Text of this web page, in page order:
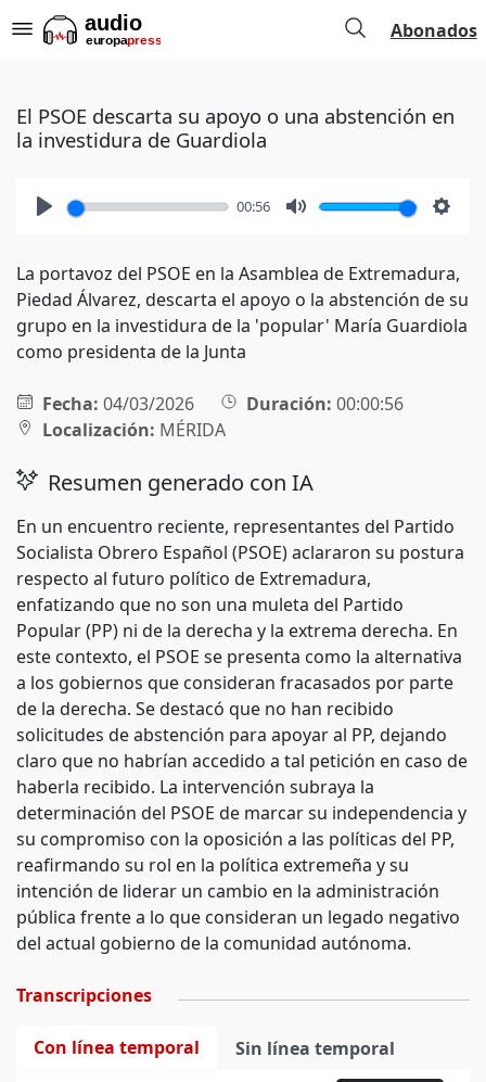
Abonados
El PSOE descarta su apoyo o una abstención en
la investidura de Guardiola
00:56
La portavoz del PSOE en la Asamblea de Extremadura,
Piedad Álvarez, descarta el apoyo o la abstención de su
grupo en la investidura de la 'popular' María Guardiola
como presidenta de la Junta
Fecha: 04/03/2026 Duración: 00:00:56
Localización: MÉRIDA
Resumen generado con IA
En un encuentro reciente, representantes del Partido
Socialista Obrero Español (PSOE) aclararon su postura
respecto al futuro político de Extremadura,
enfatizando que no son una muleta del Partido
Popular (PP) ni de la derecha y la extrema derecha. En
este contexto, el PSOE se presenta como la alternativa
a los gobiernos que consideran fracasados por parte
de la derecha. Se destacó que no han recibido
solicitudes de abstención para apoyar al PP, dejando
claro que no habrían accedido a tal petición en caso de
haberla recibido. La intervención subraya la
determinación del PSOE de marcar su independencia y
su compromiso con la oposición a las políticas del PP,
reafirmando su rol en la política extremeña y su
intención de liderar un cambio en la administración
pública frente a lo que consideran un legado negativo
del actual gobierno de la comunidad autónoma.
Transcripciones
Con línea temporal Sin línea temporal